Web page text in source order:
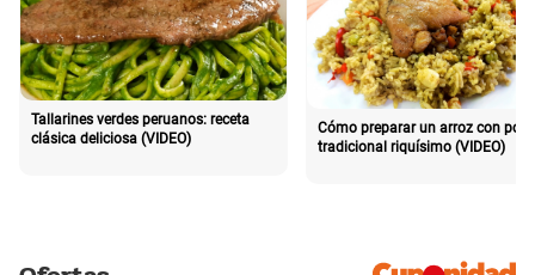
Tallarines verdes peruanos: receta
clásica deliciosa (VIDEO)
Cómo preparar un arroz con pollo
tradicional riquísimo (VIDEO)